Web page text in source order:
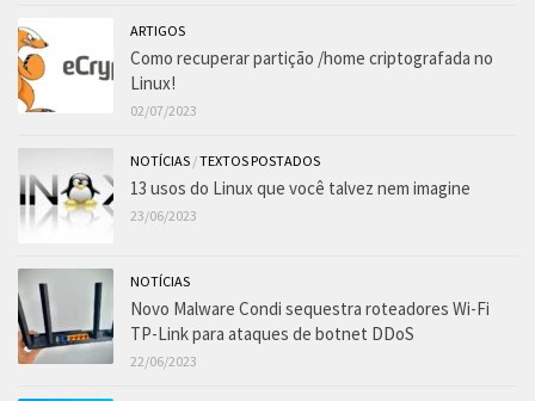
ARTIGOS
Como recuperar partição /home criptografada no
Linux!
02/07/2023
NOTÍCIAS /TEXTOS POSTADOS
13 usos do Linux que você talvez nem imagine
23/06/2023
NOTÍCIAS
Novo Malware Condi sequestra roteadores Wi-Fi
TP-Link para ataques de botnet DDoS
22/06/2023